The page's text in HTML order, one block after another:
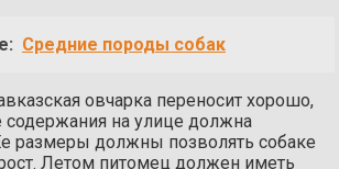
Средние породы собак
овчарка переносит хорошо,
содержания на улице должна
размеры должны позволять собаке
Летом питомец должен иметь